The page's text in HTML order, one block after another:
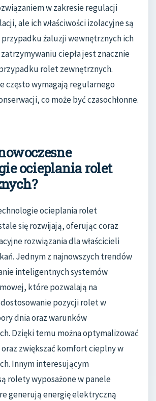
w zakresie regulacji
ale ich właściwości izolacyjne są
przypadku żaluzji wewnętrznych ich
ciepła jest znacznie
rolet zewnętrznych.
często wymagają regularnego
co może być czasochłonne.
ocieplania rolet
ocieplania rolet
się rozwijają, oferując coraz
rozwiązania dla właścicieli
Jednym z najnowszych trendów
inteligentnych systemów
które pozwalają na
pozycji rolet w
dnia oraz warunków
Dzięki temu można optymalizować
zwiększać komfort cieplny w
Innym interesującym
rolety wyposażone w panele
generują energię elektryczną